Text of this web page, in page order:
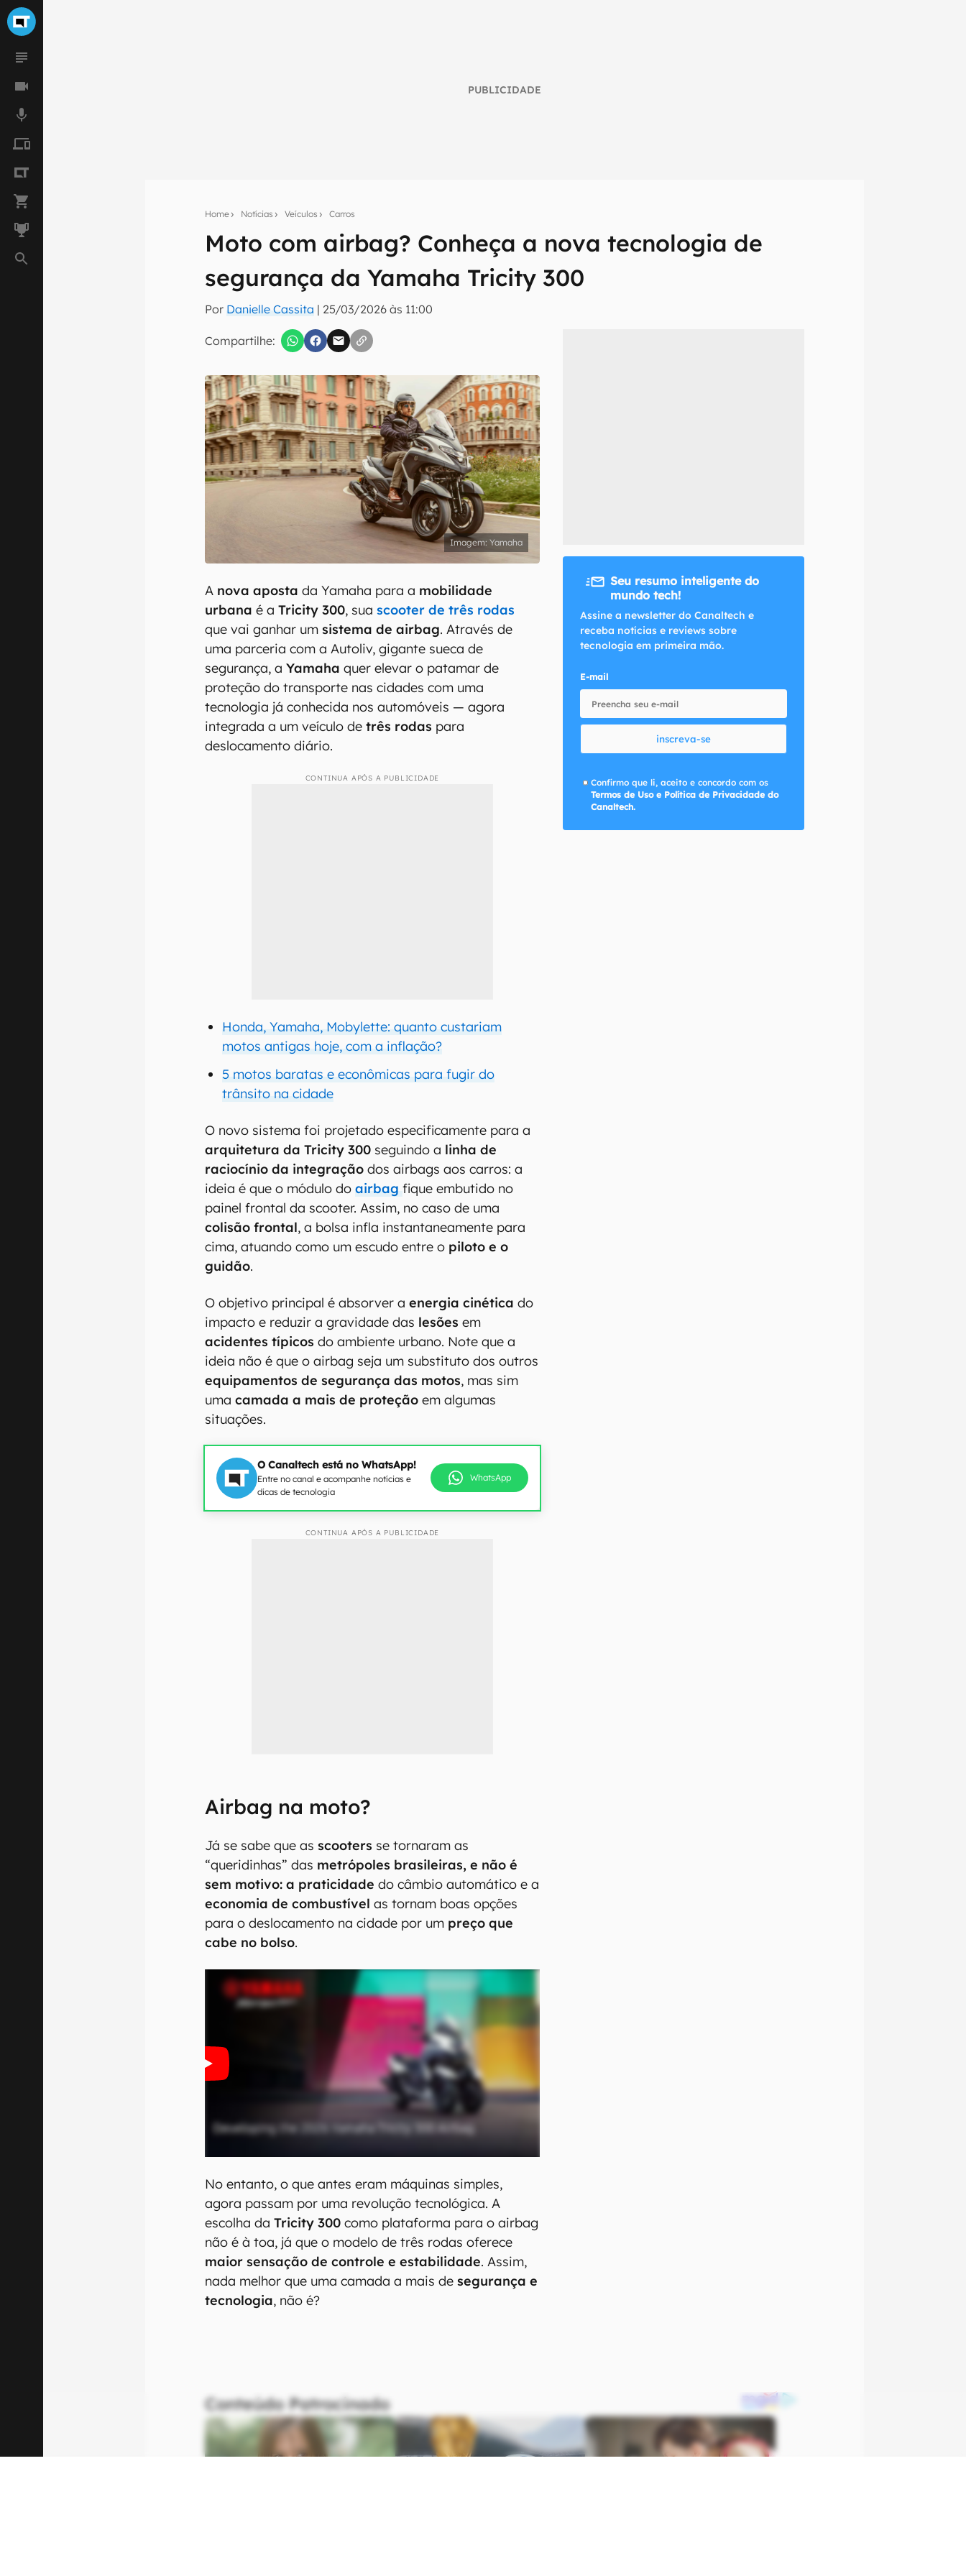
PUBLICIDADE
Home Notícias Veículos Carros
Moto com airbag? Conheça a nova tecnologia de
segurança da Yamaha Tricity 300
Por Danielle Cassita | 25/03/2026 às 11:00
Compartilhe:
Seu resumo inteligente do mundo tech!
Assine a newsletter do Canaltech e receba notícias e reviews sobre tecnologia em primeira
E-mail
Confirmo que li, aceito e concordo com os Termos de Uso e Política de Privacidade do Canaltech.
Yamaha
A nova aposta da Yamaha para a mobilidade
urbana é aTricity 300, suascooter de três rodas
que vai ganhar umsistema de airbag. Através de
uma parceria com a Autoliv, gigante sueca de
segurança, aYamaha quer elevar o patamar de
proteção do transporte nas cidades com uma
tecnologia já conhecida nos automóveis — agora
integrada a um veículo detrês rodas para
deslocamento diário.
CONTINUA APÓS A PUBLICIDADE
Honda, Yamaha, Mobylette: quanto custariam
motos antigas hoje, com a inflação?
5 motos baratas e econômicas para fugir do
trânsito na cidade
O novo sistema foi projetado especificamente para a
arquitetura da Tricity 300 seguindo a linha de
raciocínio da integração dos airbags aos carros: a
ideia é que o módulo doairbag fique embutido no
painel frontal da scooter. Assim, no caso de uma
colisão frontal, a bolsa infla instantaneamente para
cima, atuando como um escudo entre o piloto e o
guidão.
O objetivo principal é absorver aenergia cinética do
impacto e reduzir a gravidade das lesões em
acidentes típicos do ambiente urbano. Note que a
ideia não é que o airbag seja um substituto dos outros
equipamentos de segurança das motos, mas sim
umacamada a mais de proteção em algumas
situações.
O Canaltech está no WhatsApp!
Entre no canal e acompanhe notícias e
dicas de tecnologia
WhatsApp
CONTINUA APÓS A PUBLICIDADE
Airbag na moto?
Já se sabe que asscooters se tornaram as
“queridinhas” das metrópoles brasileiras, e não é
sem motivo: a praticidade do câmbio automático e a
economia de combustível as tornam boas opções
para o deslocamento na cidade por um preço que
cabe no bolso.
No entanto, o que antes eram máquinas simples,
agora passam por uma revolução tecnológica. A
escolha daTricity 300 como plataforma para o airbag
não é à toa, já que o modelo de três rodas oferece
maior sensação de controle e estabilidade. Assim,
nada melhor que uma camada a mais desegurança e
tecnologia, não é?
Seu resumo inteligente do
mundo tech!
Assine a newsletter do Canaltech e
receba notícias e reviews sobre
tecnologia em primeira mão.
E-mail
inscreva-se
Confirmo que li, aceito e concordo com os
Termos de Uso e Política de Privacidade do
Canaltech.